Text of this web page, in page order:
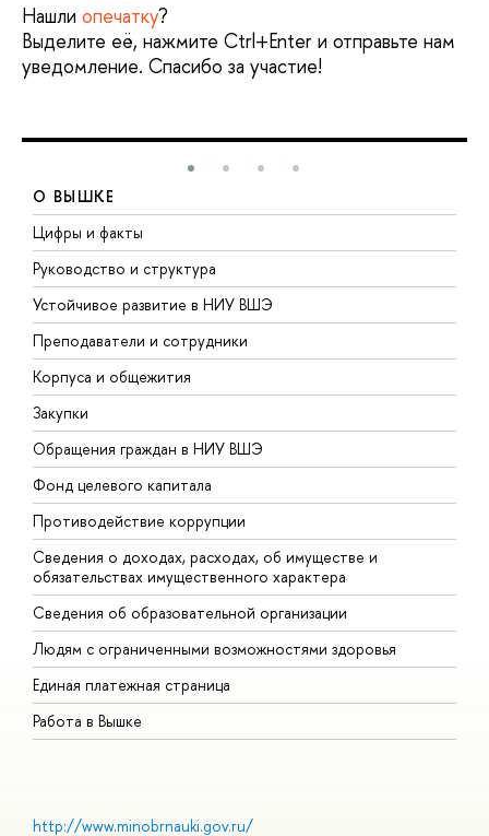
Нашли опечатку?
Выделите её, нажмите Ctrl+Enter и отправьте нам
уведомление. Спасибо за участие!
О ВЫШКЕ
Цифры и факты
Руководство и структура
Устойчивое развитие в НИУ ВШЭ
Преподаватели и сотрудники
Корпуса и общежития
Закупки
Обращения граждан в НИУ ВШЭ
Фонд целевого капитала
Противодействие коррупции
Сведения о доходах, расходах, об имуществе и
обязательствах имущественного характера
Сведения об образовательной организации
Людям с ограниченными возможностями здоровья
Единая платежная страница
Работа в Вышке
http://www.minobrnauki.gov.ru/